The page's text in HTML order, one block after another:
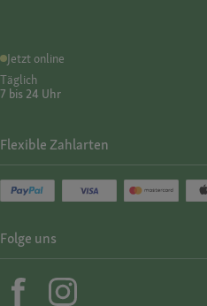
Jetzt online
Täglich
7 bis 24 Uhr
Flexible Zahlarten
Folge uns